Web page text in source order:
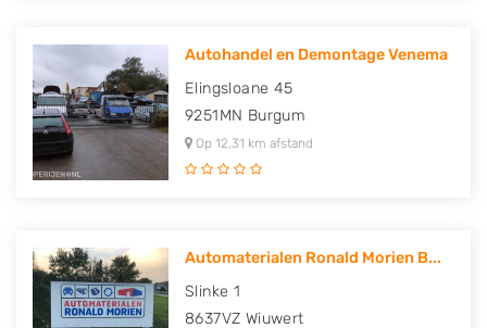
Autohandel en Demontage Venema
Elingsloane 45
9251MN Burgum
Op 12,31 km afstand
Automaterialen Ronald Morien B...
Slinke 1
8637VZ Wiuwert